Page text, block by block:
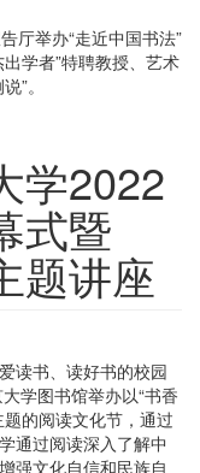
厅举办“走近中国书法”
学者”特聘教授、艺术
”。
学2022
式暨
题讲座
读书、读好书的校园
学图书馆举办以“书香
的阅读文化节，通过
通过阅读深入了解中
强文化自信和民族自